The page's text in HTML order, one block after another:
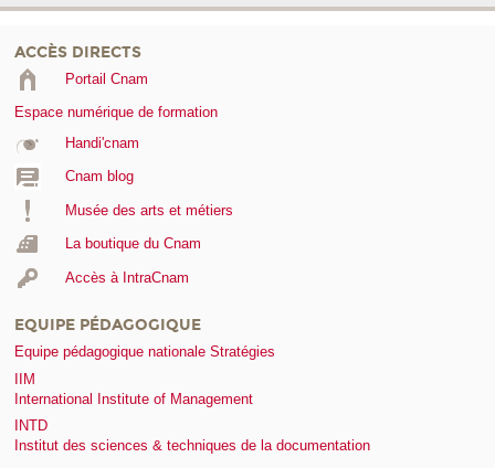
ACCÈS DIRECTS
Portail Cnam
Espace numérique de formation
Handi'cnam
Cnam blog
Musée des arts et métiers
La boutique du Cnam
Accès à IntraCnam
EQUIPE PÉDAGOGIQUE
Equipe pédagogique nationale Stratégies
IIM
International Institute of Management
INTD
Institut des sciences & techniques de la documentation